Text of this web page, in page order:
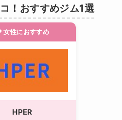
！おすすめジム1選
性におすすめ
HPER